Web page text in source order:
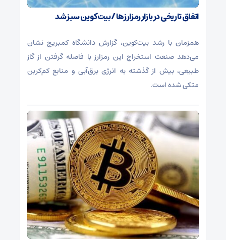
اتفاق تاریخی در بازار رمزارزها / بیت‌کوین سبز شد
همزمان با رشد بیت‌کوین، گزارش دانشگاه کمبریج نشان
می‌دهد صنعت استخراج این رمزارز با فاصله گرفتن از گاز
طبیعی، بیش از گذشته به انرژی برق‌آبی و منابع کم‌کربن
متکی شده است.